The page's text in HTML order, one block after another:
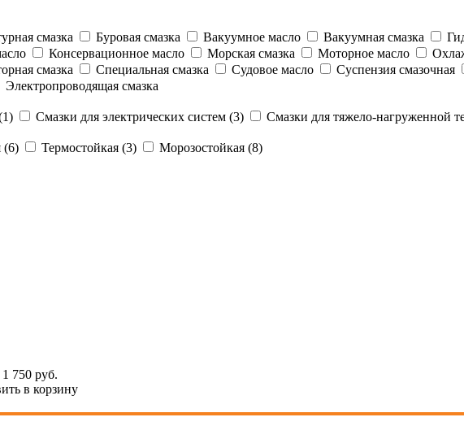
смазка Буровая смазка Вакуумное масло Вакуумная смазка
Консервационное масло Морская смазка Моторное масло
смазка Специальная смазка Судовое масло Суспензия смазочная
Электропроводящая смазка
Смазки для электрических систем (3)
Смазки для тяжело-нагруженной
(6) Термостойкая (3)
Морозостойкая (8)
1 750 руб.
в корзину